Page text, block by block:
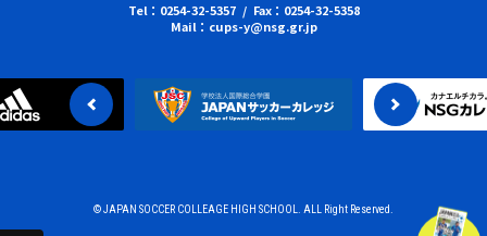
Tel：0254-32-5357 / Fax：0254-32-5358
Mail：cups-y@nsg.gr.jp
© JAPAN SOCCER COLLEAGE HIGH SCHOOL. ALL Right Reserved.